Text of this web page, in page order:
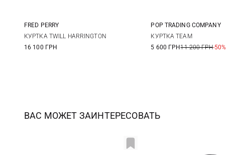
M L XL
FRED PERRY
КУРТКА TWILL HARRINGTON
16 100 ГРН
M
POP TRADING COMPANY
КУРТКА TEAM
5 600 ГРН11 200 ГРН-50%
ВАС МОЖЕТ ЗАИНТЕРЕСОВАТЬ